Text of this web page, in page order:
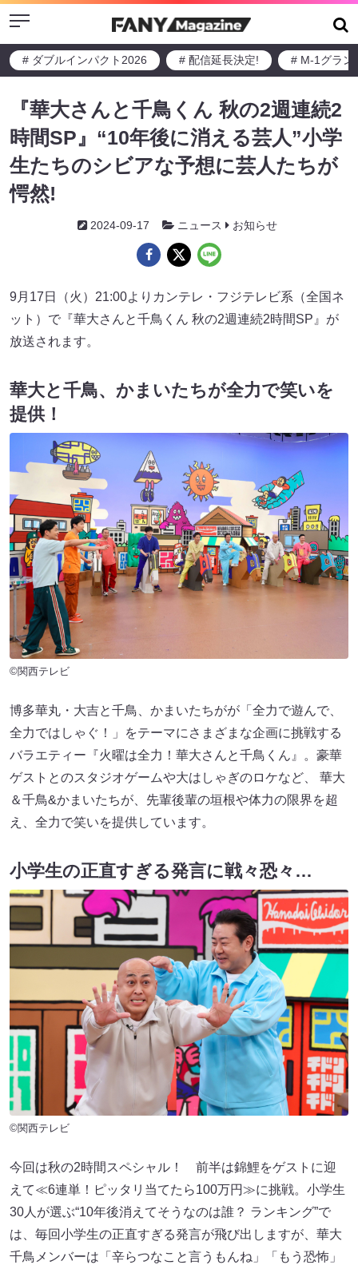
Menu
# ダブルインパクト2026 # 配信延長決定! # M-1グラン
『華大さんと千鳥くん 秋の2週連続2
時間SP』“10年後に消える芸人”小学
生たちのシビアな予想に芸人たちが
愕然!
2024-09-17 ニュース お知らせ
9月17日（火）21:00よりカンテレ・フジテレビ系（全国ネ
ット）で『華大さんと千鳥くん 秋の2週連続2時間SP』が
放送されます。
華大と千鳥、かまいたちが全力で笑いを
提供！
©関西テレビ
博多華丸・大吉と千鳥、かまいたちがが「全力で遊んで、
全力ではしゃぐ！」をテーマにさまざまな企画に挑戦する
バラエティー『火曜は全力！華大さんと千鳥くん』。豪華
ゲストとのスタジオゲームや大はしゃぎのロケなど、 華大
＆千鳥&かまいたちが、先輩後輩の垣根や体力の限界を超
え、全力で笑いを提供しています。
小学生の正直すぎる発言に戦々恐々…
©関西テレビ
今回は秋の2時間スペシャル！ 前半は錦鯉をゲストに迎
えて≪6連単！ピッタリ当てたら100万円≫に挑戦。小学生
30人が選ぶ“10年後消えてそうなのは誰？ ランキング”で
は、毎回小学生の正直すぎる発言が飛び出しますが、華大
千鳥メンバーは「辛らつなこと言うもんね」「もう恐怖」